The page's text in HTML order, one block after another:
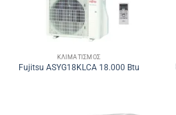
ΚΛΙΜΑΤΙΣΜΌΣ
Fujitsu ASYG18KLCA 18.000 Btu